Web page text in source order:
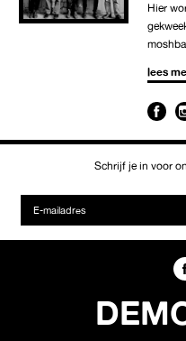
Hier
lees
Schrijf je in voor